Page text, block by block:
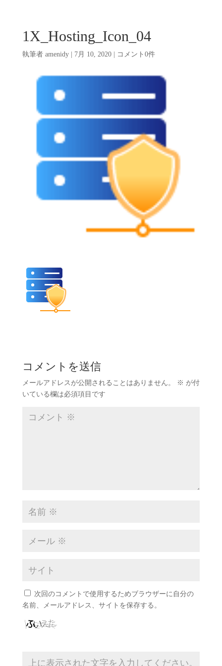
1X_Hosting_Icon_04
執筆者 amenidy| 7月 10, 2020| コメント0件
コメントを送信
メールアドレスが公開されることはありません。 ※ が付
いている欄は必須項目です
次回のコメントで使用するためブラウザーに自分の
名前、メールアドレス、サイトを保存する。